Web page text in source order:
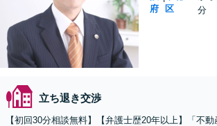
府
区
分
立ち退き交渉
【初回30分相談無料】【弁護士歴20年以上】「不